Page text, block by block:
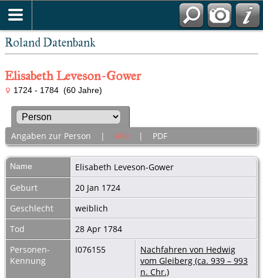
Roland Datenbank
Elisabeth Leveson-Gower
1724 - 1784 (60 Jahre)
Angaben zur Person | Alle | PDF
Name Elisabeth Leveson-Gower
Geburt
20 Jan 1724
Geschlecht
weiblich
Tod
28 Apr 1784
Personen-
Kennung
I076155
Nachfahren von Hedwig
vom Gleiberg (ca. 939 – 993
n. Chr.)